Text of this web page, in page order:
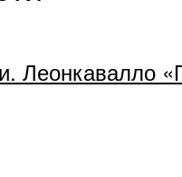
Леонкавалло